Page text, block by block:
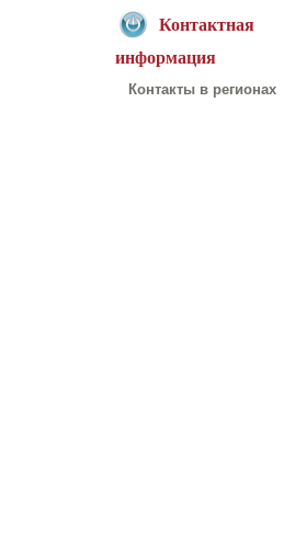
Контактная
информация
Контакты в регионах